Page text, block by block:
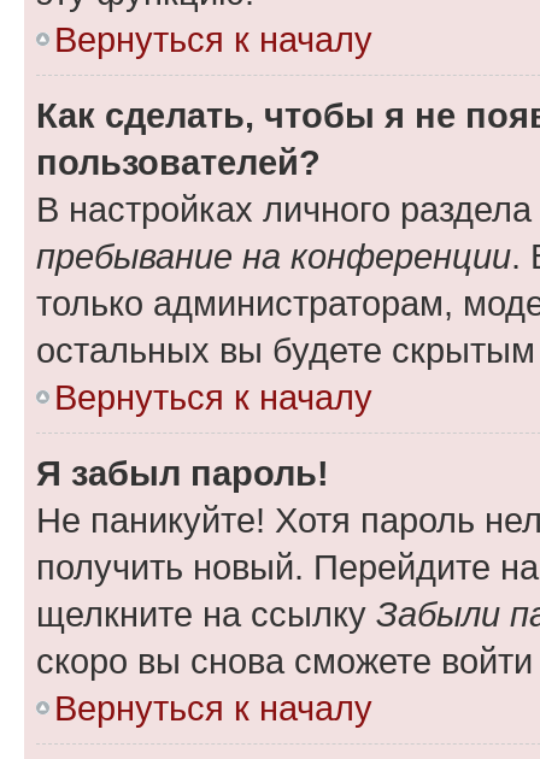
Вернуться к началу
Как сделать, чтобы я не
пользователей?
В настройках личного
пребывание на конференции.
только администраторам,
остальных вы будете
Вернуться к началу
Я забыл пароль!
Не паникуйте! Хотя пароль
получить новый. Перейдите
щелкните на ссылку Забыли
скоро вы снова сможете
Вернуться к началу